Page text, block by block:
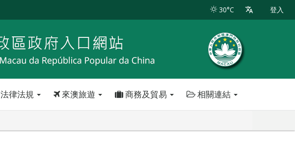
30°C 登入
法律法規 來澳旅遊 商務及貿易 相關連結